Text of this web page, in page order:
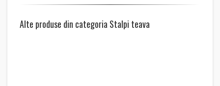
Alte produse din categoria Stalpi teava